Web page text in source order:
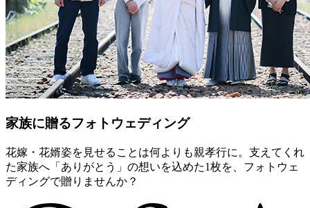
家族に贈るフォトウェディング
花嫁・花婿姿を見せることは何よりも親孝行に。支えてくれ
た家族へ「ありがとう」の想いを込めた1枚を、フォトウェ
ディングで贈りませんか？